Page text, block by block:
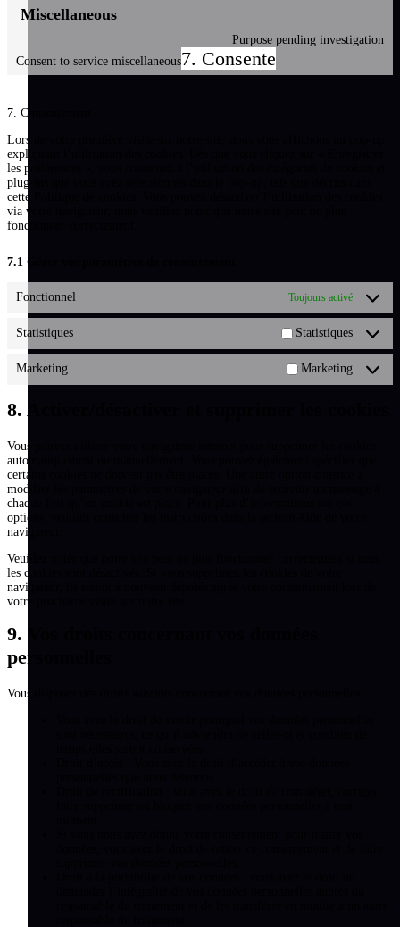
Miscellaneous
Purpose pending investigation
Consent to service miscellaneous7. Consente
7. Consentement
Lors de votre première visite sur notre site, nous vous affichons un pop-up
expliquant l’utilisation des cookies. Dès que vous cliquez sur « Enregistrer
les préférences », vous consentez à l’utilisation des catégories de cookies et
plug-ins que vous avez selectionnés dans le pop-up, tels que décrits dans
cette Politique de cookies. Vous pouvez désactiver l’utilisation des cookies
via votre navigateur, mais veuillez noter que notre site peut ne plus
fonctionner correctement.
7.1 Gérer vos paramètres de consentement
Fonctionnel Toujours activé
Statistiques Statistiques
Marketing Marketing
8. Activer/désactiver et supprimer les cookies
Vous pouvez utiliser votre navigateur internet pour supprimer les cookies
automatiquement ou manuellement. Vous pouvez également spécifier que
certains cookies ne doivent pas être placés. Une autre option consiste à
modifier les paramètres de votre navigateur afin de recevoir un message à
chaque fois qu’un cookie est placé. Pour plus d’informations sur ces
options, veuillez consulter les instructions dans la section Aide de votre
navigateur.
Veuillez noter que notre site peut ne plus fonctionner correctement si tous
les cookies sont désactivés. Si vous supprimez les cookies de votre
navigateur, ils seront à nouveau déposés après votre consentement lors de
votre prochaine visite sur notre site.
9. Vos droits concernant vos données
personnelles
Vous disposez des droits suivants concernant vos données personnelles :